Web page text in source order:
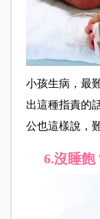
小孩生病，最
出這種指責的
公也這樣說，
6.沒睡飽